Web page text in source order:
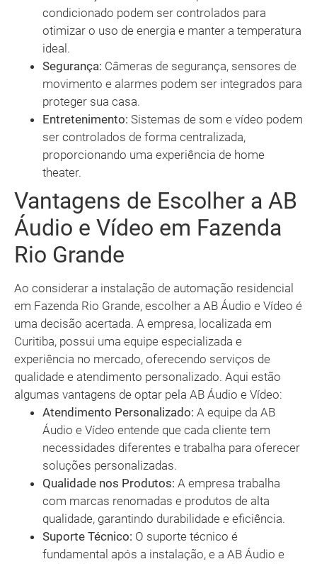
condicionado podem ser controlados para
otimizar o uso de energia e manter a temperatura
ideal.
Segurança: Câmeras de segurança, sensores de
movimento e alarmes podem ser integrados para
proteger sua casa.
Entretenimento: Sistemas de som e vídeo podem
ser controlados de forma centralizada,
proporcionando uma experiência de home
theater.
Vantagens de Escolher a AB
Áudio e Vídeo em Fazenda
Rio Grande
Ao considerar a instalação de automação residencial
em Fazenda Rio Grande, escolher a AB Áudio e Vídeo é
uma decisão acertada. A empresa, localizada em
Curitiba, possui uma equipe especializada e
experiência no mercado, oferecendo serviços de
qualidade e atendimento personalizado. Aqui estão
algumas vantagens de optar pela AB Áudio e Vídeo:
Atendimento Personalizado: A equipe da AB
Áudio e Vídeo entende que cada cliente tem
necessidades diferentes e trabalha para oferecer
soluções personalizadas.
Qualidade nos Produtos: A empresa trabalha
com marcas renomadas e produtos de alta
qualidade, garantindo durabilidade e eficiência.
Suporte Técnico: O suporte técnico é
fundamental após a instalação, e a AB Áudio e